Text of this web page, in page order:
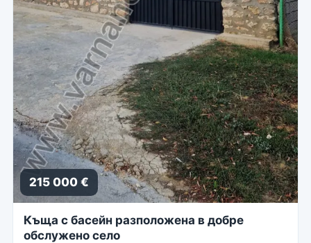
215 000 €
Къща с басейн разположена в добре
обслужено село